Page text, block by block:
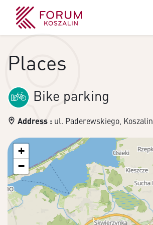
Places
Bike parking
Address : ul. Paderewskiego, Koszalin
+
−